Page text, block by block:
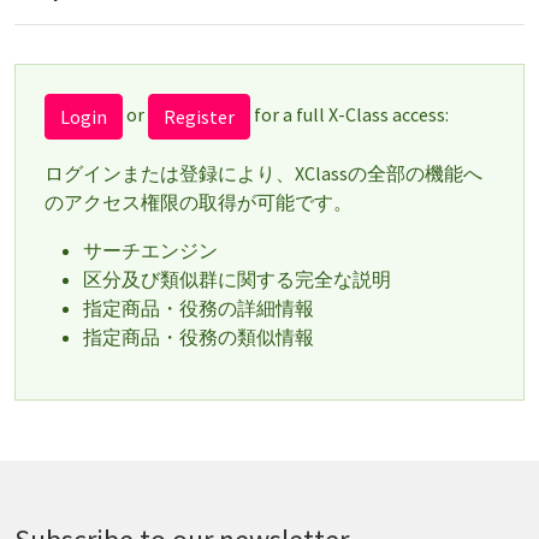
Login or Register for a full X-Class access:
ログインまたは登録により、XClassの全部の機能へ
のアクセス権限の取得が可能です。
サーチエンジン
区分及び類似群に関する完全な説明
指定商品・役務の詳細情報
指定商品・役務の類似情報